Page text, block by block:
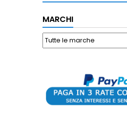
MARCHI